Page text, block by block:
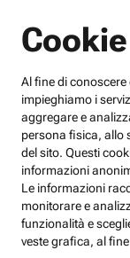
Al fine di
impieghiamo i
aggregare e
persona fisica, allo
del sito. Questi
informazioni
Le informazioni
monitorare e
funzionalità e
veste grafica, al